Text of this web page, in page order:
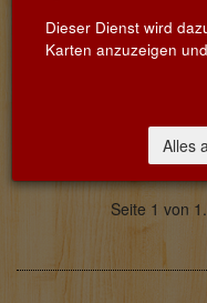
Seit dieser
>> weiterlesen
Seite 1 von 1.
Dieser Dienst wird
Karten anzuzeigen
Alles